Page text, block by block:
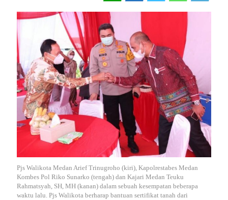
Pjs Walikota Medan Arief Trinugroho (kiri), Kapolrestabes Medan
Kombes Pol Riko Sunarko (tengah) dan Kajari Medan Teuku
Rahmatsyah, SH, MH (kanan) dalam sebuah kesempatan beberapa
waktu lalu. Pjs Walikota berharap bantuan sertifikat tanah dari